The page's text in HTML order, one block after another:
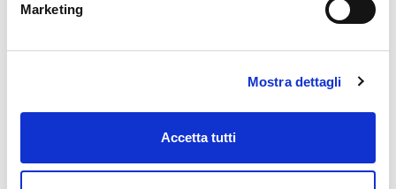
Marketing
Mostra dettagli
Accetta tutti